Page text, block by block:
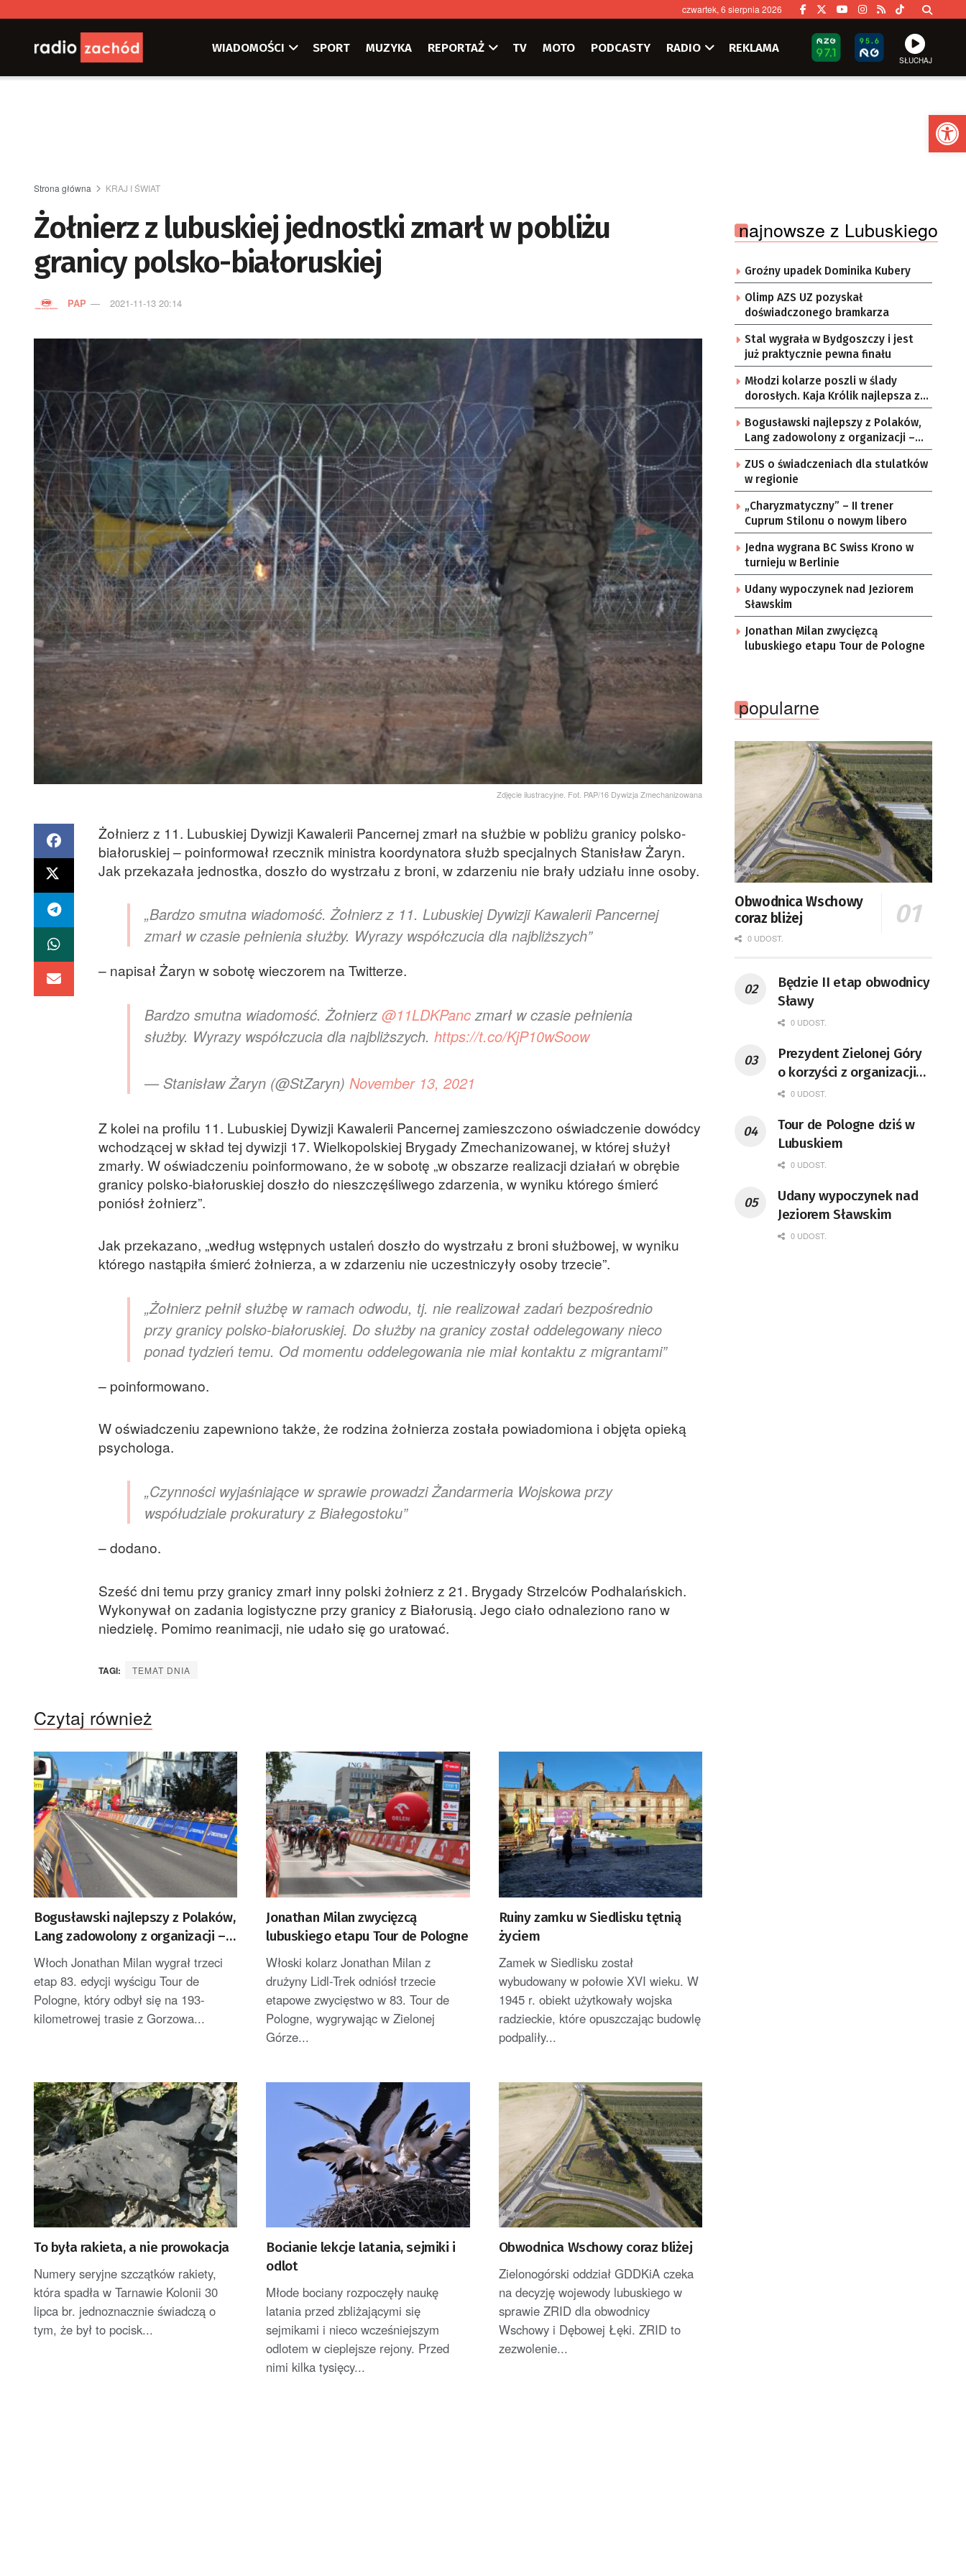
czwartek, 6 sierpnia 2026
WIADOMOŚCI SPORT MUZYKA REPORTAŻ TV MOTO PODCASTY RADIO REKLAMA
SŁUCHAJ
Strona główna KRAJ I ŚWIAT
Żołnierz z lubuskiej jednostki zmarł w pobliżu
granicy polsko-białoruskiej
PAP 2021-11-13 20:14
Zdjęcie ilustracyjne. Fot. PAP/16 Dywizja Zmechanizowana
Żołnierz z 11. Lubuskiej Dywizji Kawalerii Pancernej zmarł na służbie w pobliżu granicy polsko-
białoruskiej – poinformował rzecznik ministra koordynatora służb specjalnych Stanisław Żaryn.
Jak przekazała jednostka, doszło do wystrzału z broni, w zdarzeniu nie brały udziału inne osoby.
„Bardzo smutna wiadomość. Żołnierz z 11. Lubuskiej Dywizji Kawalerii Pancernej
zmarł w czasie pełnienia służby. Wyrazy współczucia dla najbliższych”
– napisał Żaryn w sobotę wieczorem na Twitterze.
Bardzo smutna wiadomość. Żołnierz @11LDKPanczmarł w czasie pełnienia
służby. Wyrazy współczucia dla najbliższych. https://t.co/KjP10wSoow
— Stanisław Żaryn (@StZaryn) November 13, 2021
Z kolei na profilu 11. Lubuskiej Dywizji Kawalerii Pancernej zamieszczono oświadczenie dowódcy
wchodzącej w skład tej dywizji 17. Wielkopolskiej Brygady Zmechanizowanej, w której służył
zmarły. W oświadczeniu poinformowano, że w sobotę „w obszarze realizacji działań w obrębie
granicy polsko-białoruskiej doszło do nieszczęśliwego zdarzenia, w wyniku którego śmierć
poniósł żołnierz”.
Jak przekazano, „według wstępnych ustaleń doszło do wystrzału z broni służbowej, w wyniku
którego nastąpiła śmierć żołnierza, a w zdarzeniu nie uczestniczyły osoby trzecie”.
„Żołnierz pełnił służbę w ramach odwodu, tj. nie realizował zadań bezpośrednio
przy granicy polsko-białoruskiej. Do służby na granicy został oddelegowany nieco
ponad tydzień temu. Od momentu oddelegowania nie miał kontaktu z migrantami”
– poinformowano.
W oświadczeniu zapewniono także, że rodzina żołnierza została powiadomiona i objęta opieką
psychologa.
„Czynności wyjaśniające w sprawie prowadzi Żandarmeria Wojskowa przy
współudziale prokuratury z Białegostoku”
– dodano.
Sześć dni temu przy granicy zmarł inny polski żołnierz z 21. Brygady Strzelców Podhalańskich.
Wykonywał on zadania logistyczne przy granicy z Białorusią. Jego ciało odnaleziono rano w
niedzielę. Pomimo reanimacji, nie udało się go uratować.
TAGI: TEMAT DNIA
Czytaj również
Bogusławski najlepszy z Polaków,
Lang zadowolony z organizacji –
komentarze po 3. etapie Tour de
Pologne
Włoch Jonathan Milan wygrał trzeci
etap 83. edycji wyścigu Tour de
Pologne, który odbył się na 193-
kilometrowej trasie z Gorzowa...
Jonathan Milan zwycięzcą
lubuskiego etapu Tour de Pologne
Włoski kolarz Jonathan Milan z
drużyny Lidl-Trek odniósł trzecie
etapowe zwycięstwo w 83. Tour de
Pologne, wygrywając w Zielonej
Górze...
Ruiny zamku w Siedlisku tętnią
życiem
Zamek w Siedlisku został
wybudowany w połowie XVI wieku. W
1945 r. obiekt użytkowały wojska
radzieckie, które opuszczając budowlę
podpaliły...
To była rakieta, a nie prowokacja
Numery seryjne szczątków rakiety,
która spadła w Tarnawie Kolonii 30
lipca br. jednoznacznie świadczą o
tym, że był to pocisk...
Bocianie lekcje latania, sejmiki i
odlot
Młode bociany rozpoczęły naukę
latania przed zbliżającymi się
sejmikami i nieco wcześniejszym
odlotem w cieplejsze rejony. Przed
nimi kilka tysięcy...
Obwodnica Wschowy coraz bliżej
Zielonogórski oddział GDDKiA czeka
na decyzję wojewody lubuskiego w
sprawie ZRID dla obwodnicy
Wschowy i Dębowej Łęki. ZRID to
zezwolenie...
najnowsze z Lubuskiego
Groźny upadek Dominika Kubery
Olimp AZS UZ pozyskał
doświadczonego bramkarza
Stal wygrała w Bydgoszczy i jest
już praktycznie pewna finału
Młodzi kolarze poszli w ślady
dorosłych. Kaja Królik najlepsza z
Lubuszanek w Tour de Pologne
Junior
Bogusławski najlepszy z Polaków,
Lang zadowolony z organizacji –
komentarze po 3. etapie Tour de
Pologne
ZUS o świadczeniach dla stulatków
w regionie
„Charyzmatyczny” – II trener
Cuprum Stilonu o nowym libero
Jedna wygrana BC Swiss Krono w
turnieju w Berlinie
Udany wypoczynek nad Jeziorem
Sławskim
Jonathan Milan zwycięzcą
lubuskiego etapu Tour de Pologne
popularne
Obwodnica Wschowy
coraz bliżej
0 UDOST.
Będzie II etap obwodnicy
Sławy
0 UDOST.
Prezydent Zielonej Góry
o korzyści z organizacji
mety Tour de Pologne
0 UDOST.
Tour de Pologne dziś w
Lubuskiem
0 UDOST.
Udany wypoczynek nad
Jeziorem Sławskim
0 UDOST.